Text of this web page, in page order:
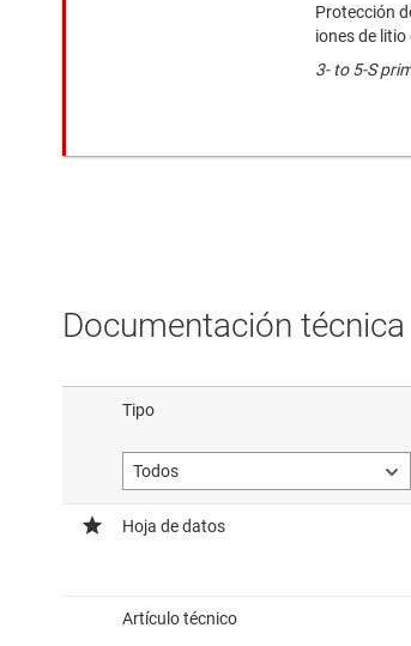
Protección
iones de
3- to 5-S
Documentación técnica